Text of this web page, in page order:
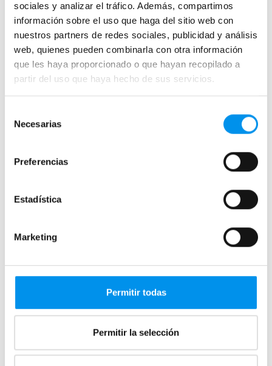
sociales y analizar el tráfico. Además, compartimos
información sobre el uso que haga del sitio web con
nuestros partners de redes sociales, publicidad y análisis
web, quienes pueden combinarla con otra información
que les haya proporcionado o que hayan recopilado a
partir del uso que haya hecho de sus servicios.
Necesarias
Preferencias
Estadística
Marketing
Permitir todas
Permitir la selección
6 detalles para decorar el baño en
Publicada el 3 Julio, 2018 por Ana Lenador.